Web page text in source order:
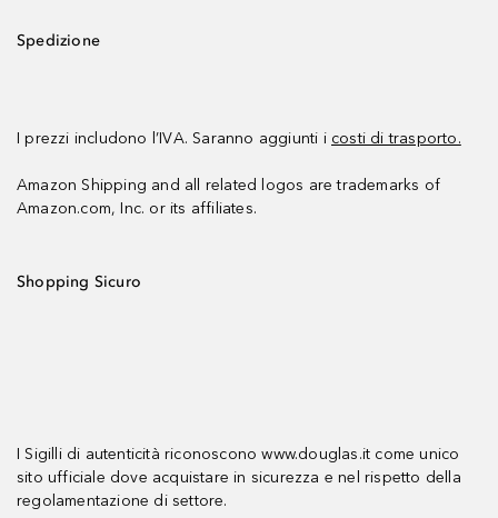
Spedizione
I prezzi includono l’IVA. Saranno aggiunti i costi di trasporto.
Amazon Shipping and all related logos are trademarks of
Amazon.com, Inc. or its affiliates.
Shopping Sicuro
I Sigilli di autenticità riconoscono www.douglas.it come unico
sito ufficiale dove acquistare in sicurezza e nel rispetto della
regolamentazione di settore.